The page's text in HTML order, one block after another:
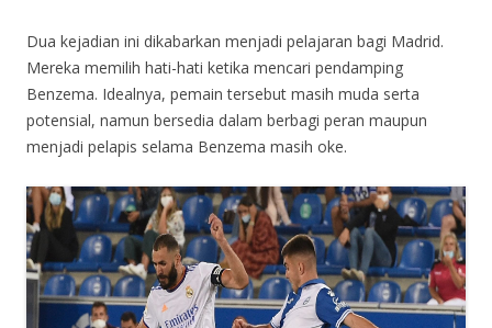
Dua kejadian ini dikabarkan menjadi pelajaran bagi Madrid.
Mereka memilih hati-hati ketika mencari pendamping
Benzema. Idealnya, pemain tersebut masih muda serta
potensial, namun bersedia dalam berbagi peran maupun
menjadi pelapis selama Benzema masih oke.